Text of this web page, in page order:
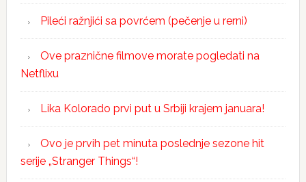
Pileći ražnjići sa povrćem (pečenje u rerni)
Ove praznične filmove morate pogledati na
Netflixu
Lika Kolorado prvi put u Srbiji krajem januara!
Ovo je prvih pet minuta poslednje sezone hit
serije „Stranger Things“!